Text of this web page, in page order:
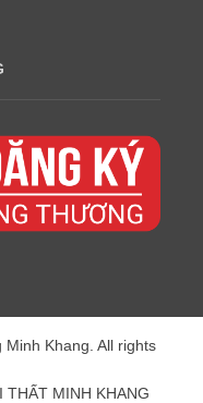
Khang. All rights
THẤT MINH KHANG